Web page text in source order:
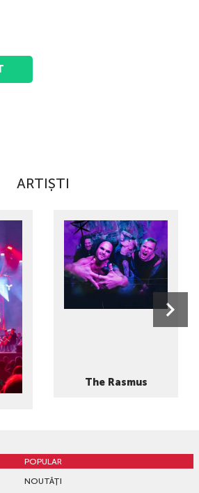
ARTIȘTI
The Rasmus
POPULAR
NOUTĂȚI